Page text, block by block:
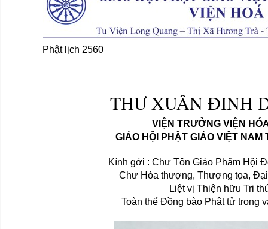
Phật lịch 2560 Số
THƯ XUÂN ĐINH
VIỆN TRƯỞNG VIỆN
GIÁO HỘI PHẬT GIÁO VIỆT NAM
Kính gởi : Chư Tôn Giáo Phẩm Hội
Chư Hòa thượng, Thượng tọa,
Liệt vị Thiện hữu Tri
Toàn thể Đồng bào Phật tử trong